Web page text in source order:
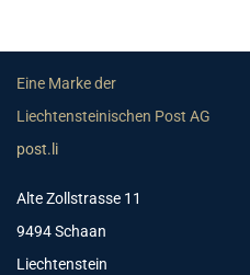
Eine Marke der
Liechtensteinischen Post AG
post.li
Alte Zollstrasse 11
9494 Schaan
Liechtenstein